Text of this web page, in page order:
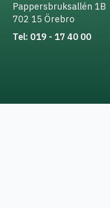
Pappersbruksallén 1B
702 15 Örebro
Tel: 019 - 17 40 00